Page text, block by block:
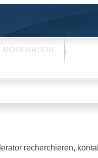
recherchieren,